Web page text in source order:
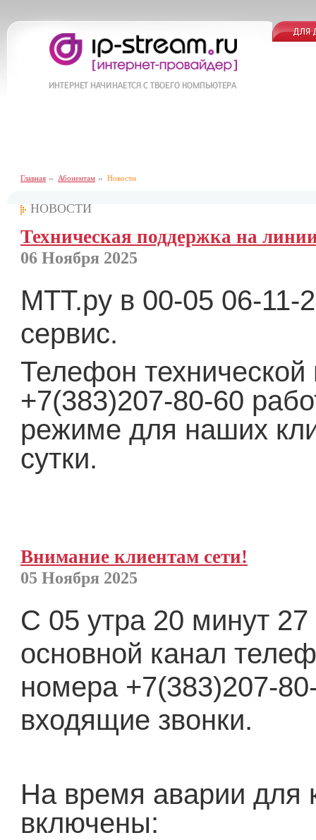
Главная Абонентам Новости
НОВОСТИ
Техническая поддержка на
06 Ноября 2025
МТТ.ру в 00-05 06-11-
сервис.
Телефон
+7(383)207-80-60
режиме для наших
сутки.
Внимание клиентам сети!
05 Ноября 2025
С 05 утра 20 минут
основной канал
номера +7(383)207-
входящие звонки.
На время аварии для
включены: